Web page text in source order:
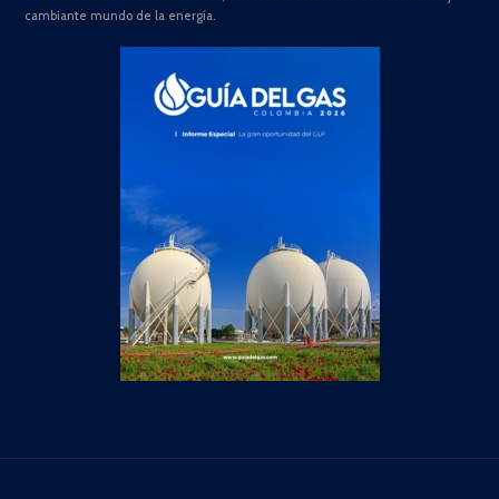
cambiante mundo de la energía.